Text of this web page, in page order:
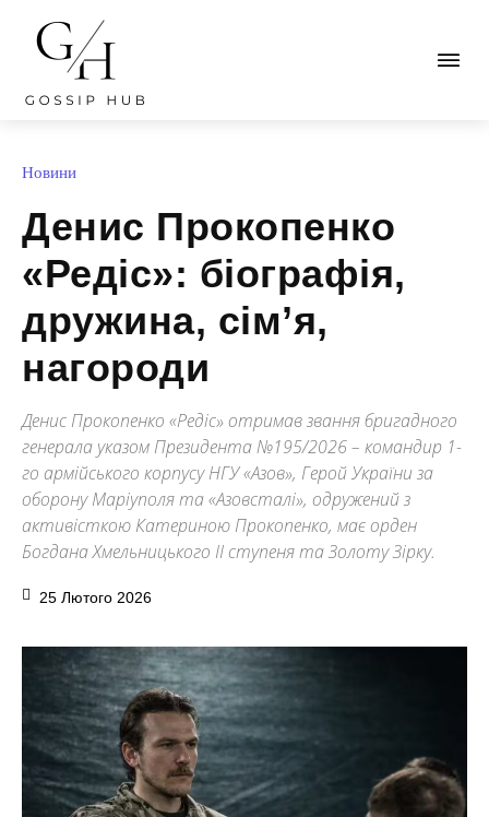
Новини
Денис Прокопенко
«Редіс»: біографія,
дружина, сім’я,
нагороди
Денис Прокопенко «Редіс» отримав звання бригадного
генерала указом Президента №195/2026 – командир 1-
го армійського корпусу НГУ «Азов», Герой України за
оборону Маріуполя та «Азовсталі», одружений з
активісткою Катериною Прокопенко, має орден
Богдана Хмельницького II ступеня та Золоту Зірку.
25 Лютого 2026